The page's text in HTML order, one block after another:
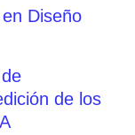
Diseño
de los